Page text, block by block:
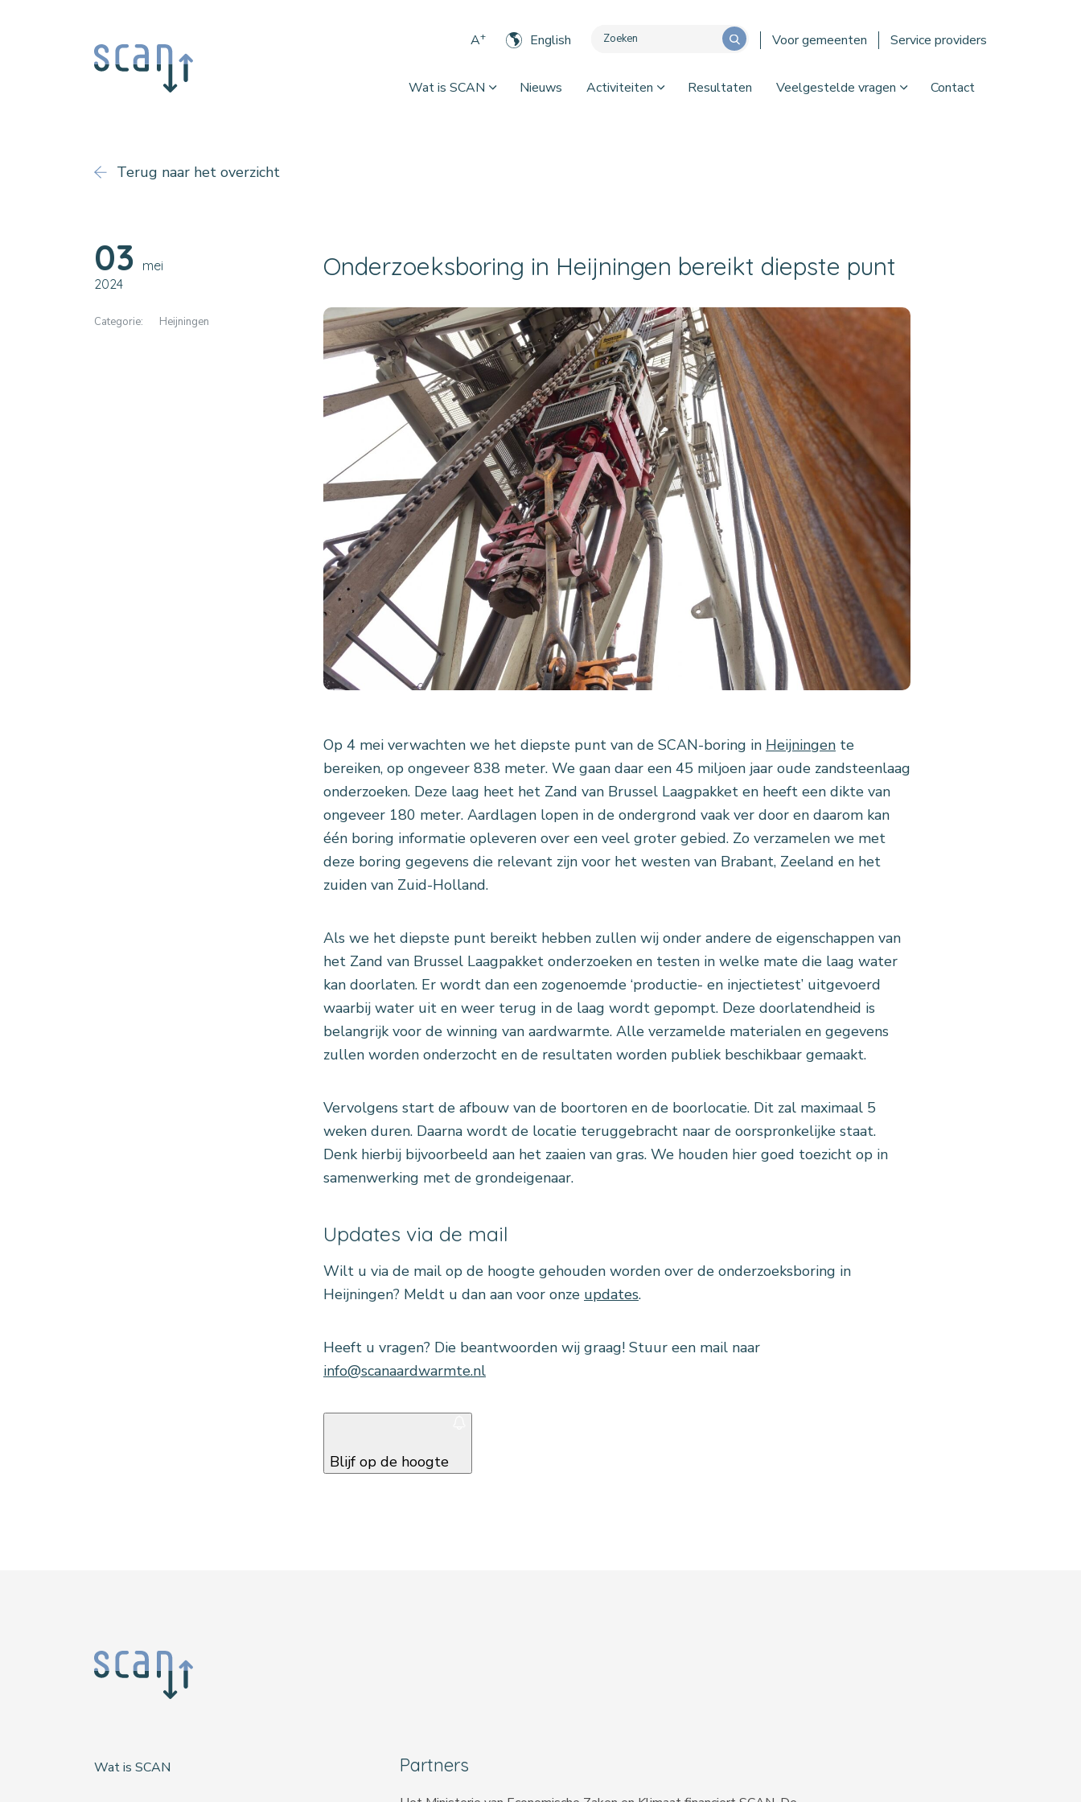
A+ English Voor gemeenten Service providers
Wat is SCAN Nieuws Activiteiten Resultaten Veelgestelde vragen Contact
Terug naar het overzicht
03 mei
2024
Categorie: Heijningen
Onderzoeksboring in Heijningen bereikt diepste punt
Op 4 mei verwachten we het diepste punt van de SCAN-boring in Heijningen te
bereiken, op ongeveer 838 meter. We gaan daar een 45 miljoen jaar oude zandsteenlaag
onderzoeken. Deze laag heet het Zand van Brussel Laagpakket en heeft een dikte van
ongeveer 180 meter. Aardlagen lopen in de ondergrond vaak ver door en daarom kan
één boring informatie opleveren over een veel groter gebied. Zo verzamelen we met
deze boring gegevens die relevant zijn voor het westen van Brabant, Zeeland en het
zuiden van Zuid-Holland.
Als we het diepste punt bereikt hebben zullen wij onder andere de eigenschappen van
het Zand van Brussel Laagpakket onderzoeken en testen in welke mate die laag water
kan doorlaten. Er wordt dan een zogenoemde ‘productie- en injectietest’ uitgevoerd
waarbij water uit en weer terug in de laag wordt gepompt. Deze doorlatendheid is
belangrijk voor de winning van aardwarmte. Alle verzamelde materialen en gegevens
zullen worden onderzocht en de resultaten worden publiek beschikbaar gemaakt.
Vervolgens start de afbouw van de boortoren en de boorlocatie. Dit zal maximaal 5
weken duren. Daarna wordt de locatie teruggebracht naar de oorspronkelijke staat.
Denk hierbij bijvoorbeeld aan het zaaien van gras. We houden hier goed toezicht op in
samenwerking met de grondeigenaar.
Updates via de mail
Wilt u via de mail op de hoogte gehouden worden over de onderzoeksboring in
Heijningen? Meldt u dan aan voor onze updates.
Heeft u vragen? Die beantwoorden wij graag! Stuur een mail naar
info@scanaardwarmte.nl
Blijf op de hoogte
Wat is SCAN Partners